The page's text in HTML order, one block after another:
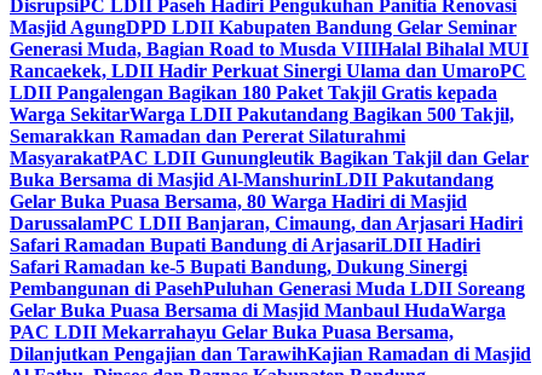
DisrupsiPC LDII Paseh Hadiri Pengukuhan Panitia Renovasi
Masjid AgungDPD LDII Kabupaten Bandung Gelar Seminar
Generasi Muda, Bagian Road to Musda VIIIHalal Bihalal MUI
Rancaekek, LDII Hadir Perkuat Sinergi Ulama dan UmaroPC
LDII Pangalengan Bagikan 180 Paket Takjil Gratis kepada
Warga SekitarWarga LDII Pakutandang Bagikan 500 Takjil,
Semarakkan Ramadan dan Pererat Silaturahmi
MasyarakatPAC LDII Gunungleutik Bagikan Takjil dan Gelar
Buka Bersama di Masjid Al-ManshurinLDII Pakutandang
Gelar Buka Puasa Bersama, 80 Warga Hadiri di Masjid
DarussalamPC LDII Banjaran, Cimaung, dan Arjasari Hadiri
Safari Ramadan Bupati Bandung di ArjasariLDII Hadiri
Safari Ramadan ke-5 Bupati Bandung, Dukung Sinergi
Pembangunan di PasehPuluhan Generasi Muda LDII Soreang
Gelar Buka Puasa Bersama di Masjid Manbaul HudaWarga
PAC LDII Mekarrahayu Gelar Buka Puasa Bersama,
Dilanjutkan Pengajian dan TarawihKajian Ramadan di Masjid